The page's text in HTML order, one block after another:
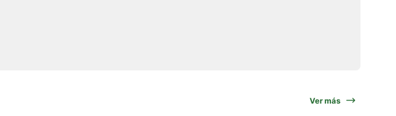
Ver más